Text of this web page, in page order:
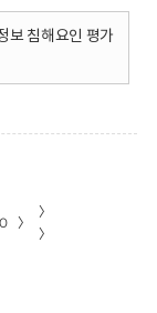
보 침해요인 평가
〉
〉
〉